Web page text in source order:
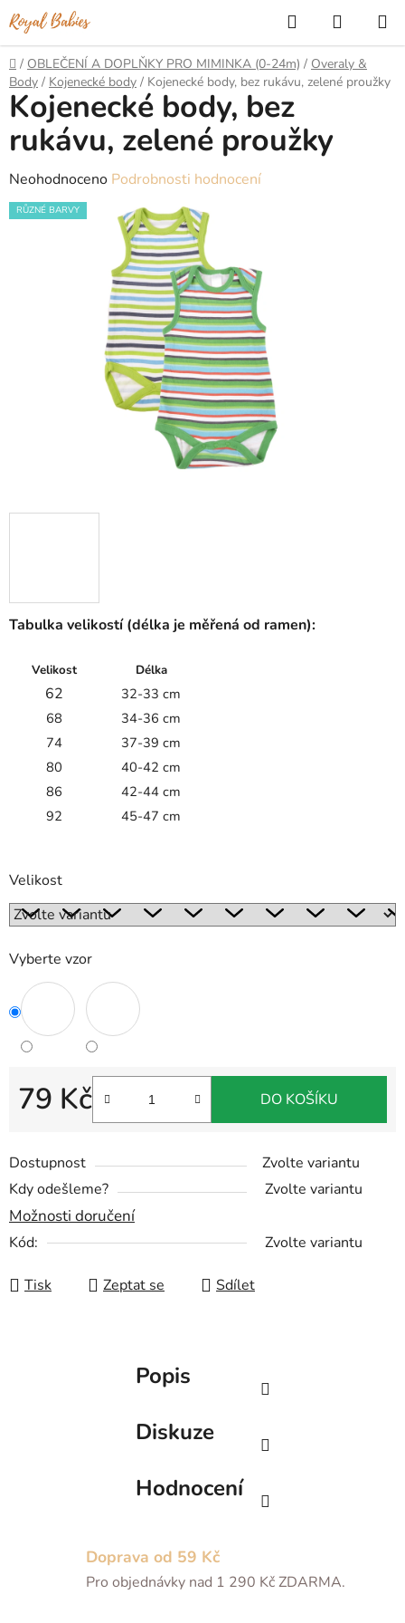
Přejít
na
obsah
Hledat
KOŠÍK
Domů
/ OBLEČENÍ A DOPLŇKY PRO MIMINKA (0-24m) / Overaly &
Body / Kojenecké body / Kojenecké body, bez rukávu, zelené proužky
Tabulka velikostí (délka je měřená od ramen):
Velikost Délka
62
32-33 cm
68
34-36 cm
74
37-39 cm
80
40-42 cm
86
42-44 cm
92
45-47 cm
Velikost
Vyberte vzor
Dostupnost
Zvolte variantu
Kdy odešleme?
Zvolte variantu
Možnosti doručení
Kód: Zvolte variantu
79 Kč
Měrná cena:
DO KOŠÍKU
Tisk Zeptat se Sdílet
Kojenecké body, bez
rukávu, zelené proužky
Průměrné
hodnocení
Neohodnoceno Podrobnosti hodnocení
RŮZNÉ BARVY
Doprava od 59 Kč
Pro objednávky nad 1 290 Kč ZDARMA.
Popis
Diskuze
Hodnocení